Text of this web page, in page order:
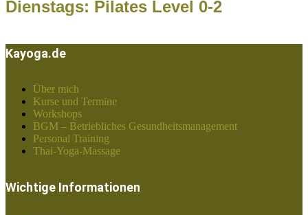
Dienstags: Pilates Level 0-2
Kayoga.de
Über mich
Kurse und Termine
Workshops
BGM – Betriebliches Gesundheitsmanagement
Personal Training
Thai-Yoga-Massage
Wichtige Informationen